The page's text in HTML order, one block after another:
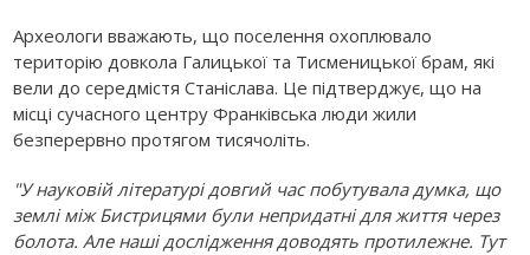
Археологи вважають, що поселення охоплювало
територію довкола Галицької та Тисменицької брам, які
вели до середмістя Станіслава. Це підтверджує, що на
місці сучасного центру Франківська люди жили
безперервно протягом тисячоліть.
"У науковій літературі довгий час побутувала думка, що
землі між Бистрицями були непридатні для життя через
болота. Але наші дослідження доводять протилежне. Тут